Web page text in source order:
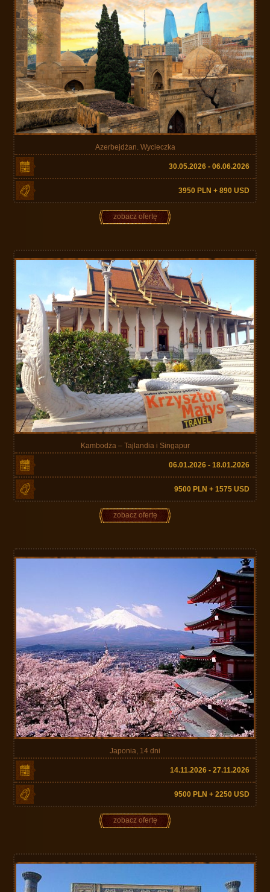
Azerbejdżan. Wycieczka
30.05.2026 - 06.06.2026
3950 PLN + 890 USD
zobacz ofertę
Kambodża – Tajlandia i Singapur
06.01.2026 - 18.01.2026
9500 PLN + 1575 USD
zobacz ofertę
Japonia, 14 dni
14.11.2026 - 27.11.2026
9500 PLN + 2250 USD
zobacz ofertę